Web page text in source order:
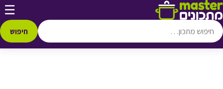
דלג לתוכן ☰
חיפוש
♥ הוספה